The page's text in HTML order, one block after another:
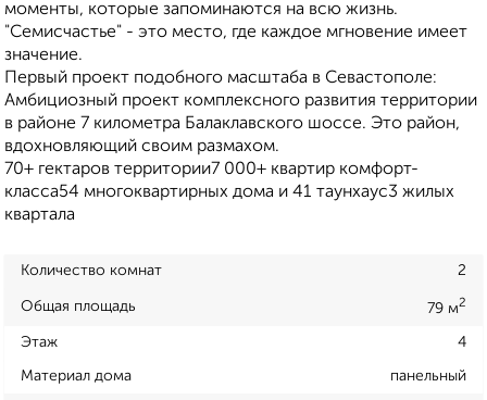
моменты, которые запоминаются на всю жизнь.
"Семисчастье" - это место, где каждое мгновение имеет
значение.
Первый проект подобного масштаба в Севастополе:
Амбициозный проект комплексного развития территории
в районе 7 километра Балаклавского шоссе. Это район,
вдохновляющий своим размахом.
70+ гектаров территории7 000+ квартир комфорт-
класса54 многоквартирных дома и 41 таунхаус3 жилых
квартала
Количество комнат 2
Общая площадь 79 м2
Этаж 4
Материал дома панельный